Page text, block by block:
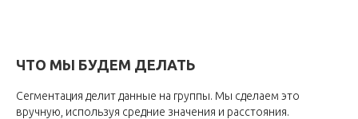
ЧТО МЫ БУДЕМ ДЕЛАТЬ
Сегментация делит данные на группы. Мы сделаем это
вручную, используя средние значения и расстояния.